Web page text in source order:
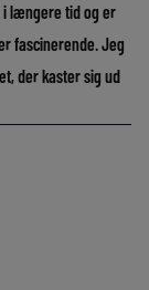
i længere tid og er
fascinerende. Jeg
der kaster sig ud